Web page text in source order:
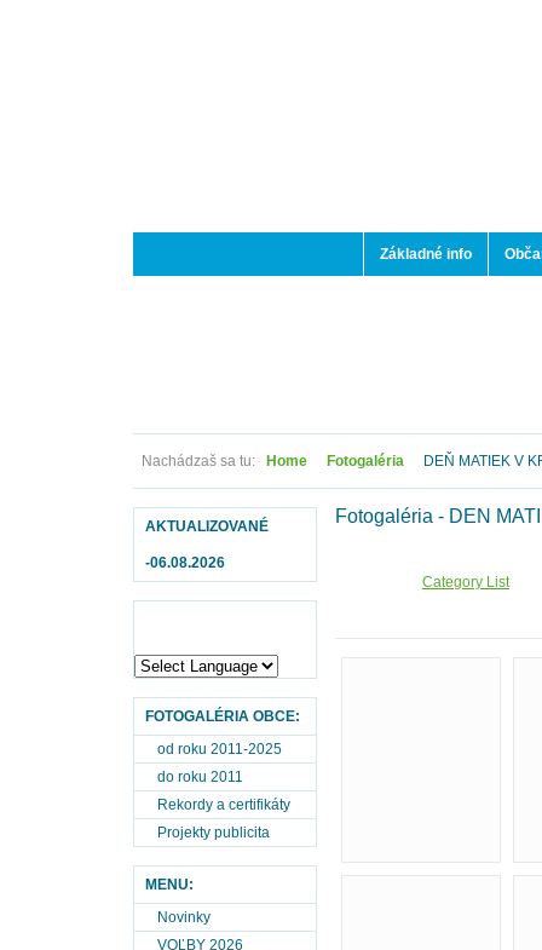
Základné info
Nachádzaš sa tu: Home Fotogaléria DEŇ MATIEK V
AKTUALIZOVANÉ
-06.08.2026
FOTOGALÉRIA OBCE:
od roku 2011-2025
do roku 2011
Rekordy a certifikáty
Projekty publicita
MENU:
Novinky
VOĽBY 2026
Fotogaléria - DEŇ
Category List